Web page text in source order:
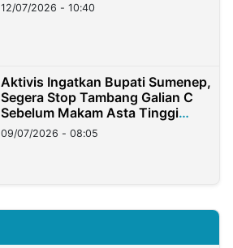
12/07/2026 - 10:40
Aktivis Ingatkan Bupati Sumenep,
Segera Stop Tambang Galian C
Sebelum Makam Asta Tinggi
Longsor
09/07/2026 - 08:05